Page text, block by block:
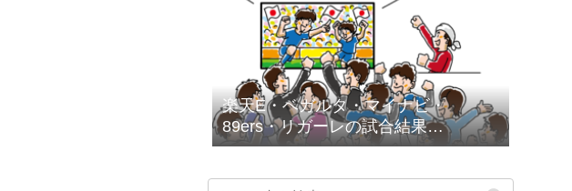
楽天E・ベガルタ・マイナビ・
89ers・リガーレの試合結果
（2026.1.5～2026.1.31）